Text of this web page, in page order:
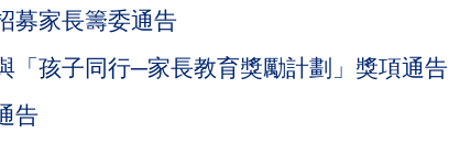
募家長籌委通告
「孩子同行─家長教育獎勵計劃」獎項通告
告